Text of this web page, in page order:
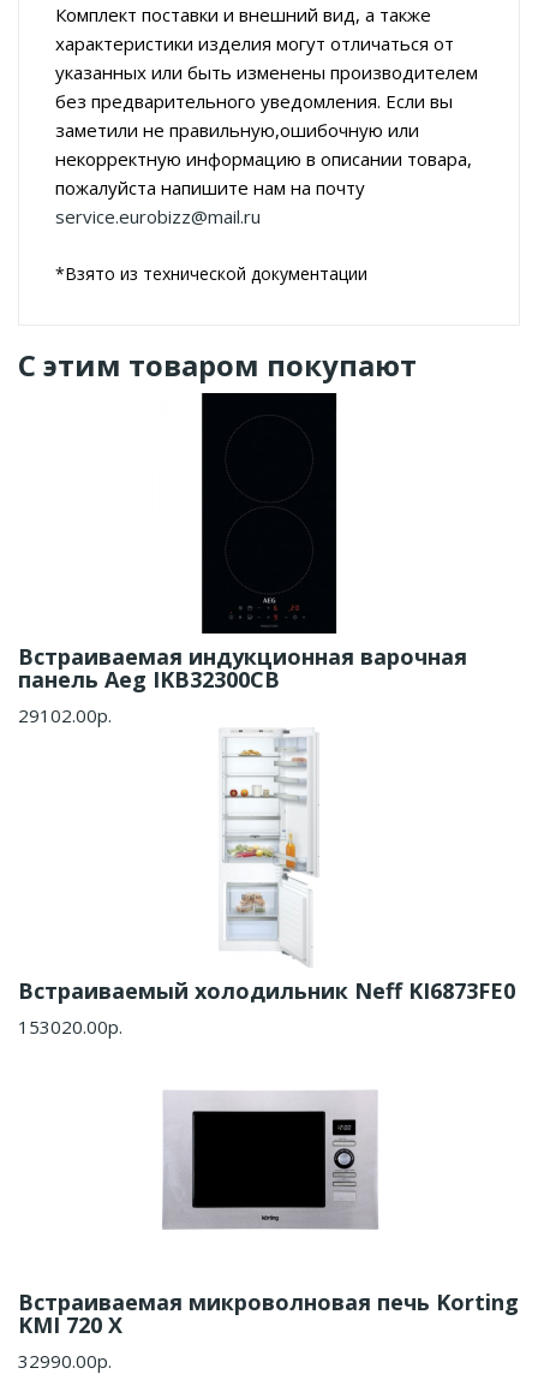
Комплект поставки и внешний вид, а также
характеристики изделия могут отличаться от
указанных или быть изменены производителем
без предварительного уведомления. Если вы
заметили не правильную,ошибочную или
некорректную информацию в описании товара,
пожалуйста напишите нам на почту
service.eurobizz@mail.ru
*Взято из технической документации
С этим товаром покупают
Встраиваемая индукционная варочная
панель Aeg IKB32300CB
29102.00р.
Встраиваемый холодильник Neff KI6873FE0
153020.00р.
Встраиваемая микроволновая печь Korting
KMI 720 X
32990.00р.